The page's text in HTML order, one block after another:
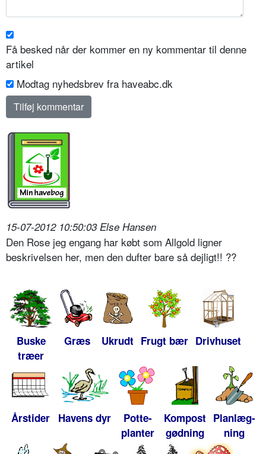
Få besked når der kommer en ny kommentar til denne
artikel
Modtag nyhedsbrev fra haveabc.dk
15-07-2012 10:50:03 Else Hansen
Den Rose jeg engang har købt som Allgold ligner
beskrivelsen her, men den dufter bare så dejligt!! ??
Buske
træer
Græs Ukrudt Frugt bær Drivhuset
Årstider Havens dyr
Potte-
planter
Kompost
gødning
Planlæg-
ning